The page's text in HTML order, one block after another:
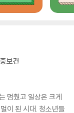
보건
멈췄고 일상은 크게
이 된 시대. 청소년들